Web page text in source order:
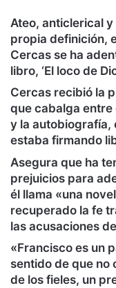
Ateo, anticlerical
propia definición,
Cercas se ha
libro, ‘El loco de
Cercas recibió la
que cabalga entre
y la autobiografía,
estaba firmando
Asegura que ha
prejuicios para
él llama «una
recuperado la fe
las acusaciones
«Francisco es un
sentido de que no
de los fieles, un